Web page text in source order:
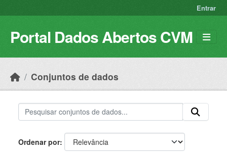
Entrar
Portal Dados Abertos CVM
Conjuntos de dados
Ordenar por